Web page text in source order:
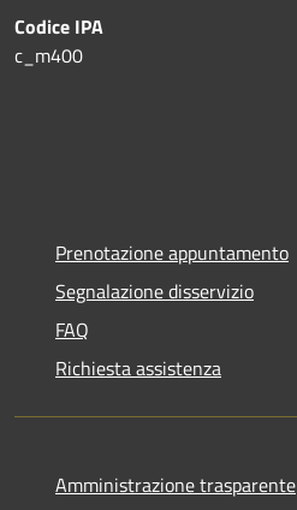
Codice IPA
c_m400
Prenotazione appuntamento
Segnalazione disservizio
FAQ
Richiesta assistenza
Amministrazione trasparente